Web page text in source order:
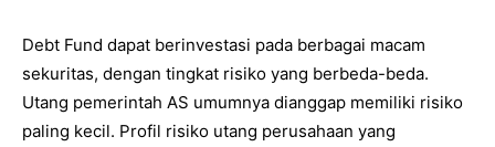
Debt Fund dapat berinvestasi pada berbagai macam
sekuritas, dengan tingkat risiko yang berbeda-beda.
Utang pemerintah AS umumnya dianggap memiliki risiko
paling kecil. Profil risiko utang perusahaan yang